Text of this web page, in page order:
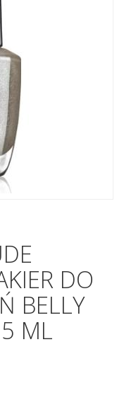
DO
BELLY
ML